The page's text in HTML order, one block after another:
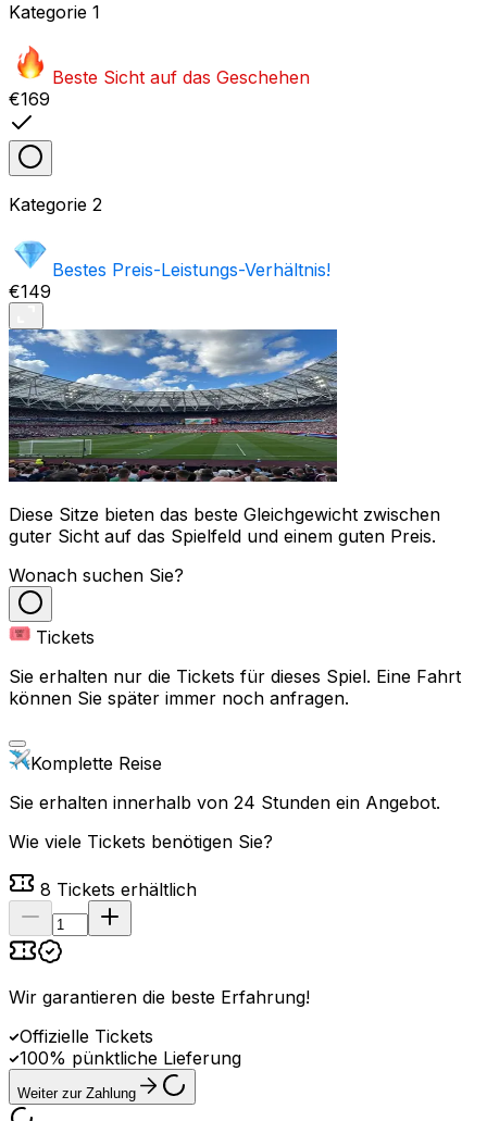
Kategorie 1
Beste Sicht auf das Geschehen
€169
Kategorie 2
Bestes Preis-Leistungs-Verhältnis!
€149
Diese Sitze bieten das beste Gleichgewicht zwischen
guter Sicht auf das Spielfeld und einem guten Preis.
Wonach suchen Sie?
Tickets
Sie erhalten nur die Tickets für dieses Spiel. Eine Fahrt
können Sie später immer noch anfragen.
Komplette Reise
Sie erhalten innerhalb von 24 Stunden ein Angebot.
Wie viele Tickets benötigen Sie?
8 Tickets erhältlich
Wir garantieren die beste Erfahrung!
Offizielle Tickets
100% pünktliche Lieferung
Weiter zur Zahlung